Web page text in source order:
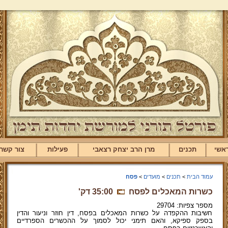
תכנים מרן הרב יצחק רצאבי פעילות צור
עמוד הבית > תכנים > מועדים >פסח
כשרות המאכלים לפסח 35:00 דק'
מספר צפיות: 29704
חשיבות ההקפדה על כשרות המאכלים בפסח, דין חוזר וניעור והדין
בספק ספיקא, והאם תימני יכול לסמוך על ההכשרים הספרדיים